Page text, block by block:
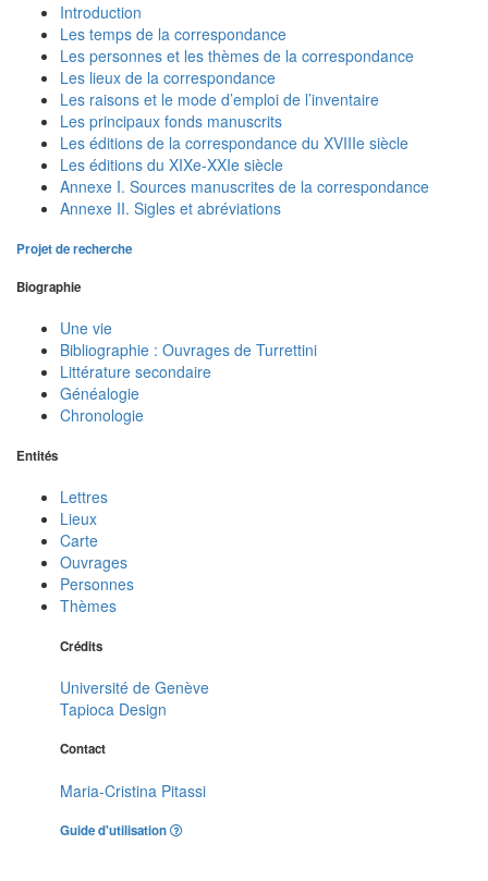
Introduction
Les temps de la correspondance
Les personnes et les thèmes de la correspondance
Les lieux de la correspondance
Les raisons et le mode d’emploi de l’inventaire
Les principaux fonds manuscrits
Les éditions de la correspondance du XVIIIe siècle
Les éditions du XIXe-XXIe siècle
Annexe I. Sources manuscrites de la correspondance
Annexe II. Sigles et abréviations
Projet de recherche
Biographie
Une vie
Bibliographie : Ouvrages de Turrettini
Littérature secondaire
Généalogie
Chronologie
Entités
Lettres
Lieux
Carte
Ouvrages
Personnes
Thèmes
Crédits
Université de Genève
Tapioca Design
Contact
Maria-Cristina Pitassi
Guide d'utilisation